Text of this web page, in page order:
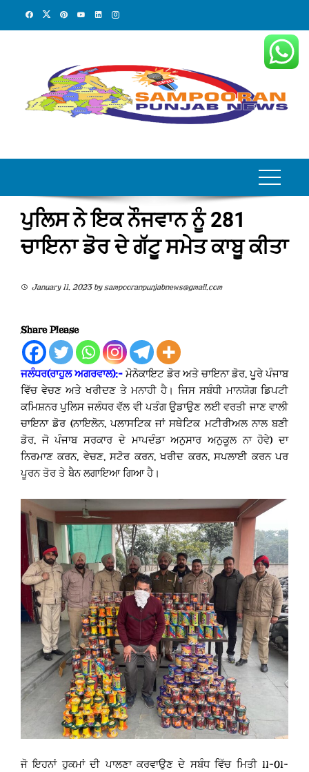
ਪੁਲਿਸ ਨੇ ਇਕ ਨੌਜਵਾਨ ਨੂੰ 281
ਚਾਇਨਾ ਡੋਰ ਦੇ ਗੱਟੂ ਸਮੇਤ ਕਾਬੂ ਕੀਤਾ
January 11, 2023bysampooranpunjabnews@gmail.com
Share Please
ਜਲੰਧਰ(ਰਾਹੁਲ ਅਗਰਵਾਲ):- ਮੋਨੋਕਾਇਟ ਡੋਰ ਅਤੇ ਚਾਇਨਾ ਡੋਰ, ਪੂਰੇ ਪੰਜਾਬ
ਵਿੱਚ ਵੇਚਣ ਅਤੇ ਖਰੀਦਣ ਤੇ ਮਨਾਹੀ ਹੈ। ਜਿਸ ਸਬੰਧੀ ਮਾਨਯੋਗ ਡਿਪਟੀ
ਕਮਿਸ਼ਨਰ ਪੁਲਿਸ ਜਲੰਧਰ ਵੱਲ ਵੀ ਪਤੰਗ ਉਡਾਉਣ ਲਈ ਵਰਤੀ ਜਾਣ ਵਾਲੀ
ਚਾਇਨਾ ਡੋਰ (ਨਾਇਲੋਨ, ਪਲਾਸਟਿਕ ਜਾਂ ਸਥੇਟਿਕ ਮਟੀਰੀਅਲ ਨਾਲ ਬਣੀ
ਡੋਰ, ਜੋ ਪੰਜਾਬ ਸਰਕਾਰ ਦੇ ਮਾਪਦੰਡਾ ਅਨੁਸਾਰ ਅਨੁਕੂਲ ਨਾ ਹੋਵੇ) ਦਾ
ਨਿਰਮਾਣ ਕਰਨ, ਵੇਚਣ, ਸਟੋਰ ਕਰਨ, ਖਰੀਦ ਕਰਨ, ਸਪਲਾਈ ਕਰਨ ਪਰ
ਪੂਰਨ ਤੋਰ ਤੇ ਬੈਨ ਲਗਾਇਆ ਗਿਆ ਹੈ।
ਜੋ ਇਹਨਾਂ ਹੁਕਮਾਂ ਦੀ ਪਾਲਣਾ ਕਰਵਾਉਣ ਦੇ ਸਬੰਧ ਵਿੱਚ ਮਿਤੀ 11-01-